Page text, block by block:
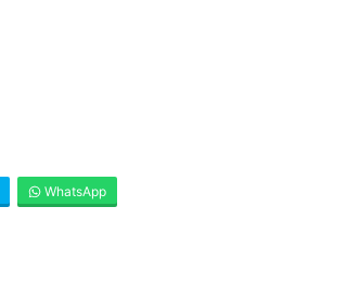
WhatsApp